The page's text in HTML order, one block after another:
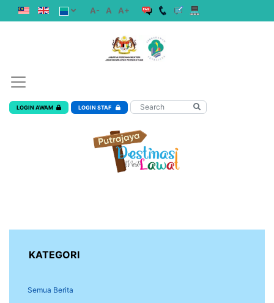
A- A A+
LOGIN AWAM LOGIN STAF
KATEGORI
Semua Berita